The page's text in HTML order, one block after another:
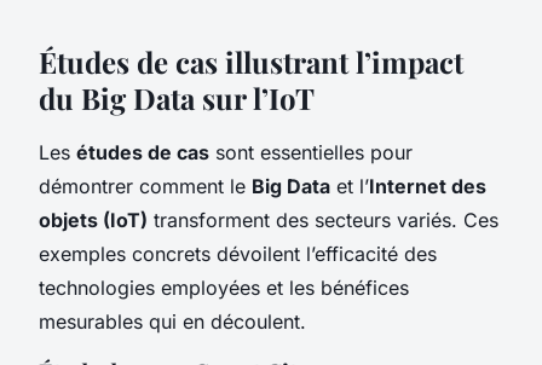
Études de cas illustrant l’impact
du Big Data sur l’IoT
Les études de cas sont essentielles pour
démontrer comment le Big Data et l’Internet des
objets (IoT) transforment des secteurs variés. Ces
exemples concrets dévoilent l’efficacité des
technologies employées et les bénéfices
mesurables qui en découlent.